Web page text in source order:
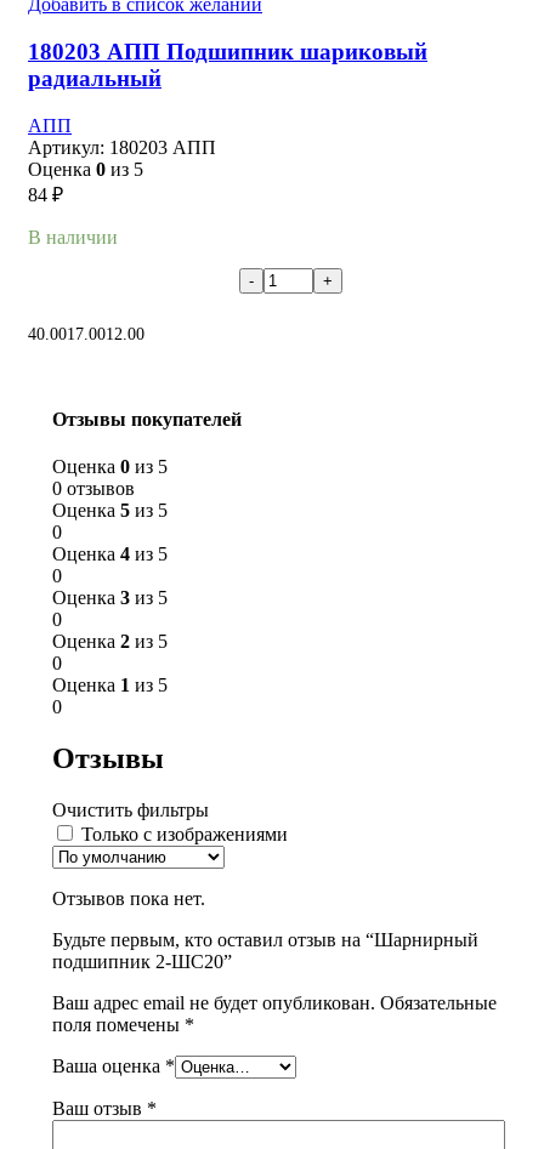
Добавить в список желаний
180203 АПП Подшипник шариковый
радиальный
АПП
Артикул: 180203 АПП
Оценка 0 из 5
84 ₽
В наличии
40.0017.0012.00
Отзывы покупателей
Оценка 0 из 5
0 отзывов
Оценка 5 из 5
0
Оценка 4 из 5
0
Оценка 3 из 5
0
Оценка 2 из 5
0
Оценка 1 из 5
0
Отзывы
Очистить фильтры
Только с изображениями
Отзывов пока нет.
Будьте первым, кто оставил отзыв на “Шарнирный
подшипник 2-ШС20”
Ваш адрес email не будет опубликован. Обязательные
поля помечены *
Ваша оценка *
Ваш отзыв *